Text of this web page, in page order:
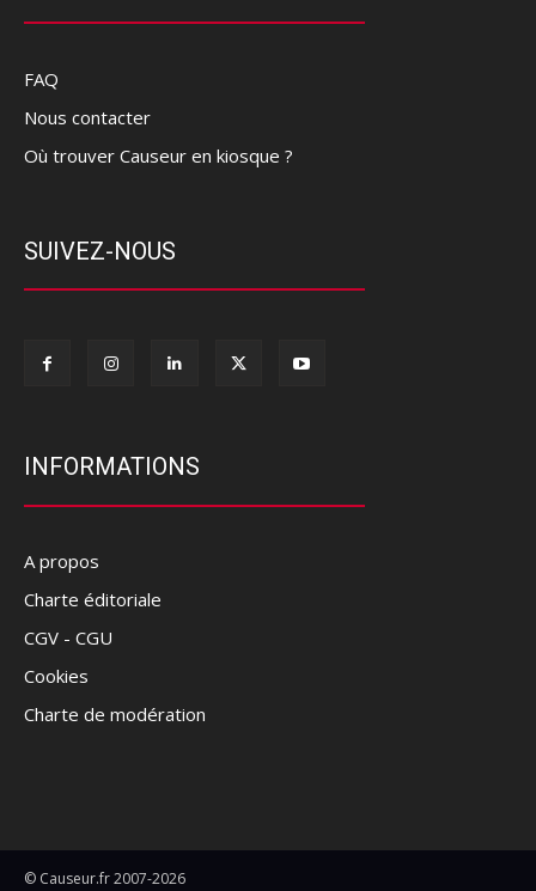
FAQ
Nous contacter
Où trouver Causeur en kiosque ?
SUIVEZ-NOUS
INFORMATIONS
A propos
Charte éditoriale
CGV - CGU
Cookies
Charte de modération
© Causeur.fr 2007-2026